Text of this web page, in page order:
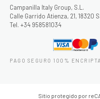
Campanilla Italy Group, S.L.
Calle Garrido Atienza, 21, 18320
Tel. +34 958581034
PAGO SEGURO 100%
Sitio protegido por